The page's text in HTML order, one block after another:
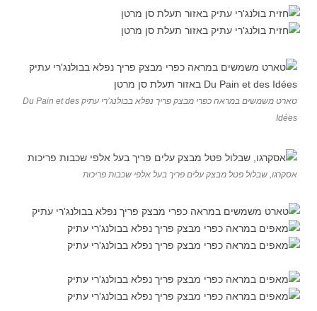
טארט משמשים במראה כפרי מבצק פריך נפלא בבולנג’רי עתיק Du Pain et des
Idées
אסקרגו, שבלול פטל מבצק עלים פריך בעל אלפי שכבות פריכות